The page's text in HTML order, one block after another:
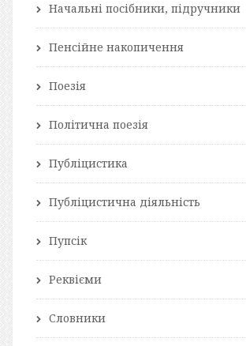
Начальні посібники, підручники
Пенсійне накопичення
Поезія
Політична поезія
Публіцистика
Публіцистична діяльність
Пупсік
Реквієми
Словники